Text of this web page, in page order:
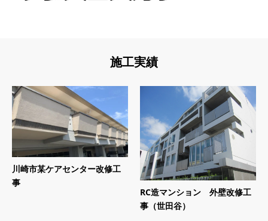
施工実績
川崎市某ケアセンター改修工
事
RC造マンション 外壁改修工
事（世田谷）